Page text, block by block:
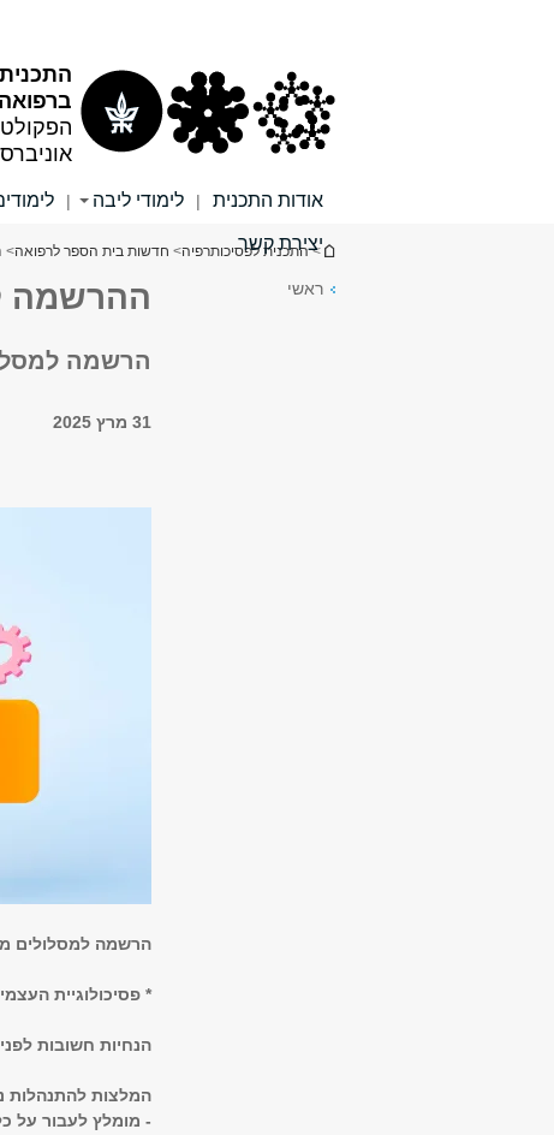
ברפואה
אודות התכנית | לימודי ליבה |
יצירת קשר
הינך נמצא כאן
> התכנית לפסיכותרפיה> חדשות בית הספר לרפואה>
ראשי ההרשמה
הרשמה
31 מרץ 2025
הרשמה למסלולים
* פסיכולוגיית
הנחיות חשובות
המלצות להתנהלות
- מומלץ לעבור על